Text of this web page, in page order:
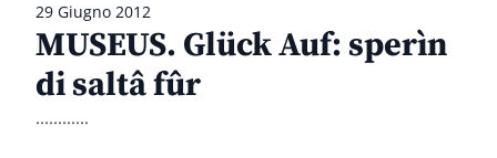
29 Giugno 2012
MUSEUS. Glück Auf: sperìn
di saltâ fûr
............